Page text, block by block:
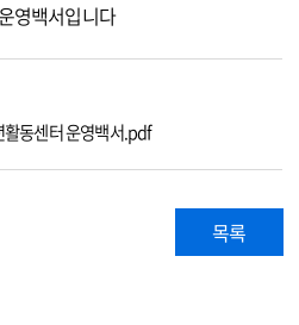
영백서입니다
동센터 운영백서.pdf
목록